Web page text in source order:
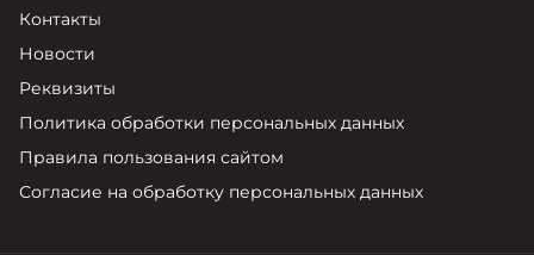
Контакты
Новости
Реквизиты
Политика обработки персональных данных
Правила пользования сайтом
Согласие на обработку персональных данных